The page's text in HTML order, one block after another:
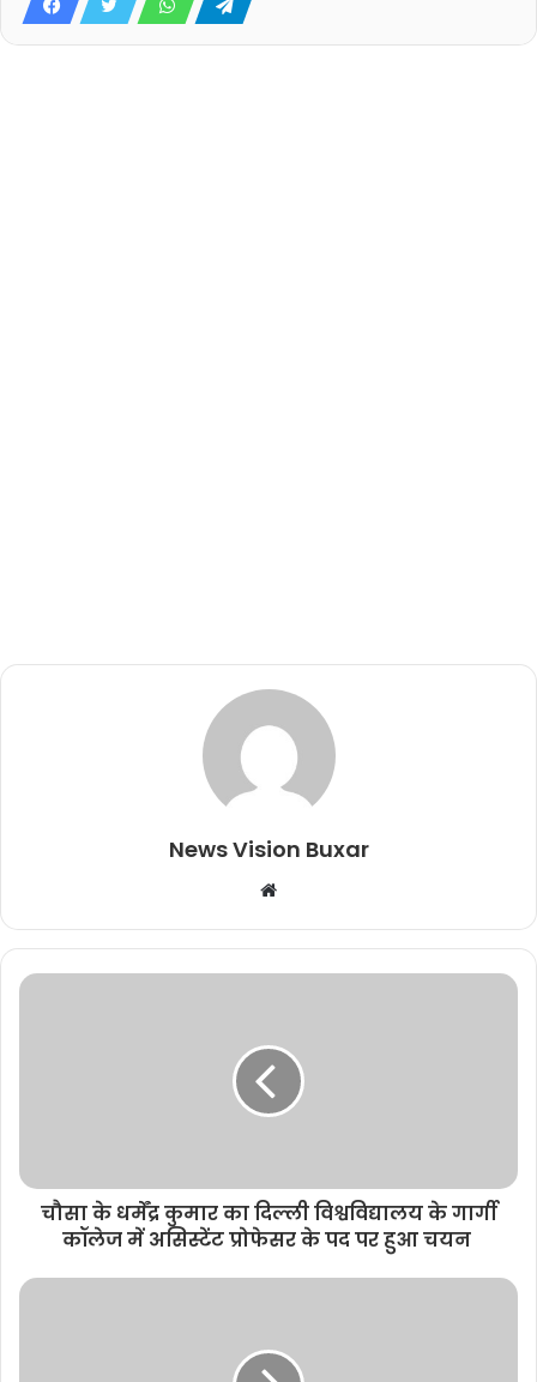
News Vision Buxar
b
s
e
चौसा के धर्मेंद्र कुमार का दिल्ली विश्वविद्यालय के गार्गी
कॉलेज में असिस्टेंट प्रोफेसर के पद पर हुआ चयन